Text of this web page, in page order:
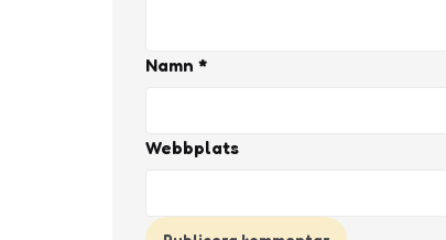
Namn *
Webbplats